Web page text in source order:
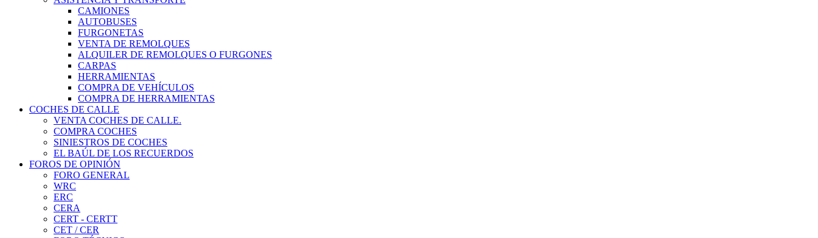
CAMIONES
AUTOBUSES
FURGONETAS
VENTA DE REMOLQUES
ALQUILER DE REMOLQUES O FURGONES
CARPAS
HERRAMIENTAS
COMPRA DE VEHÍCULOS
COMPRA DE HERRAMIENTAS
COCHES DE CALLE
VENTA COCHES DE CALLE.
COMPRA COCHES
SINIESTROS DE COCHES
EL BAÚL DE LOS RECUERDOS
FOROS DE OPINIÓN
FORO GENERAL
WRC
ERC
CERA
CERT - CERTT
CET / CER